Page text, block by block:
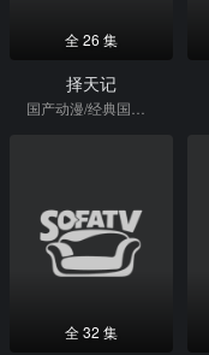
全 26 集
择天记
全 32 集